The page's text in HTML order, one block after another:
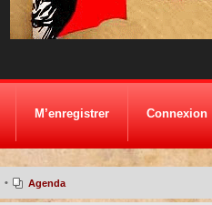
M’enregistrer Connexion
• Agenda